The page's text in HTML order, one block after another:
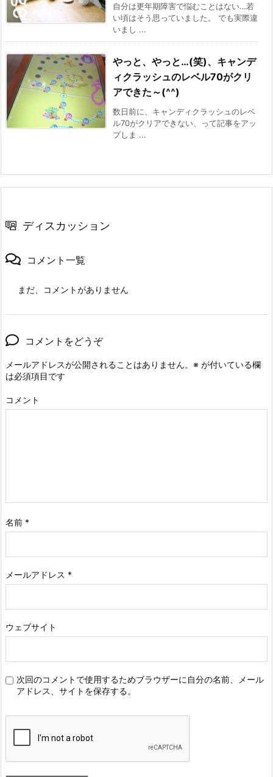
自分は更年期障害で悩むことはない…若
い頃はそう思っていました。 でも実際違
いまし ...
やっと、やっと…(笑)、キャンデ
ィクラッシュのレベル70がクリ
アできた～(^^)
数日前に、キャンディクラッシュのレベ
ル70がクリアできない、って記事をアッ
プしま ...
ディスカッション
コメント一覧
まだ、コメントがありません
コメントをどうぞ
メールアドレスが公開されることはありません。 ※ が付いている欄
は必須項目です
コメント
名前 *
メールアドレス *
ウェブサイト
次回のコメントで使用するためブラウザーに自分の名前、メール
アドレス、サイトを保存する。